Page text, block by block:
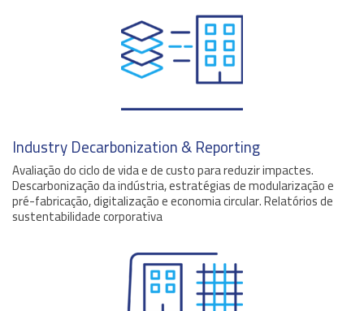
Industry Decarbonization & Reporting
Avaliação do ciclo de vida e de custo para reduzir impactes.
Descarbonização da indústria, estratégias de modularização e
pré-fabricação, digitalização e economia circular. Relatórios de
sustentabilidade corporativa